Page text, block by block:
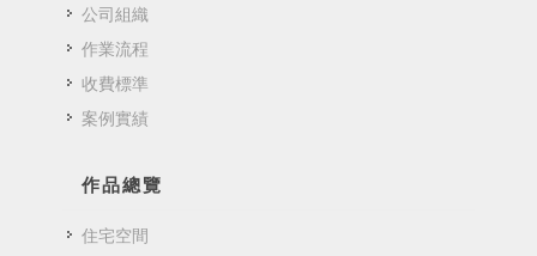
公司組織
作業流程
收費標準
案例實績
作品總覽
住宅空間